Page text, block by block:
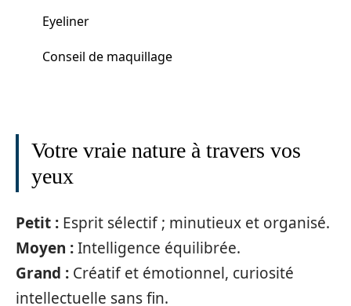
Eyeliner
Conseil de maquillage
Votre vraie nature à travers vos
yeux
Petit : Esprit sélectif ; minutieux et organisé.
Moyen :Intelligence équilibrée.
Grand : Créatif et émotionnel, curiosité
intellectuelle sans fin.